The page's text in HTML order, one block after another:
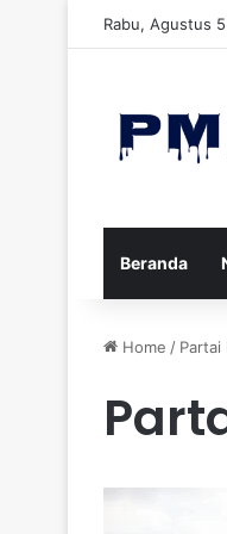
Rabu, Agustus
Beranda
Home / Partai